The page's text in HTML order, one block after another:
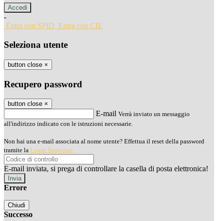
-
Entra con SPID Entra con CIE
Seleziona utente
button close ×
Recupero password
button close ×
E-mail Verrà inviato un messaggio
all'indirizzo indicato con le istruzioni necessarie.
Non hai una e-mail associata al nome utente? Effettua il reset della password
tramite la Login Spaggiari
E-mail inviata, si prega di controllare la casella di posta elettronica!
Errore
Chiudi
Successo